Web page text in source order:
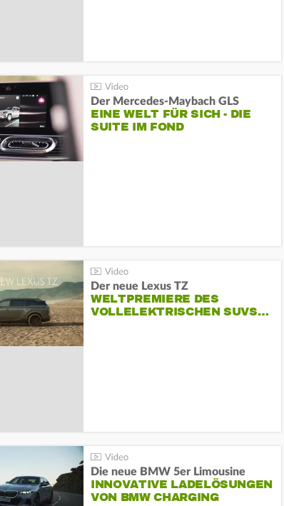
Der Mercedes‑Maybach GLS
EINE WELT FÜR SICH - DIE
SUITE IM FOND
Der neue Lexus TZ
WELTPREMIERE DES
VOLLELEKTRISCHEN SUVS…
Die neue BMW 5er Limousine
INNOVATIVE LADELÖSUNGEN
VON BMW CHARGING